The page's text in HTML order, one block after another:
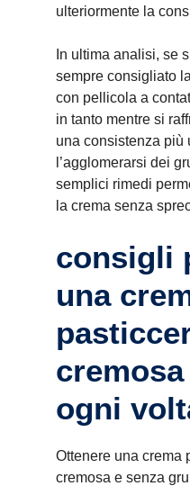
ulteriormente la
In ultima analisi, se
sempre consigliato
con pellicola a
in tanto mentre si
una consistenza più
l’agglomerarsi dei
semplici rimedi
la crema senza
consigli
una
ogni
Ottenere una crema
cremosa e senza